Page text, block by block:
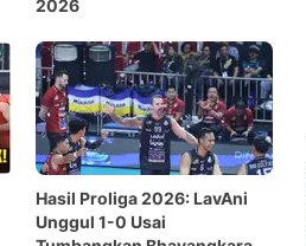
2026
Hasil Proliga 2026: LavAni
Unggul 1-0 Usai